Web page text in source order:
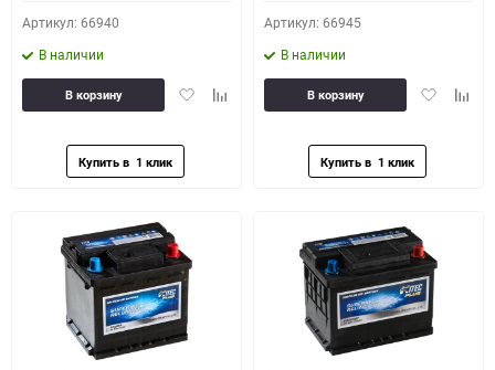
Артикул: 66940
В наличии
ДобавитьДобавить
В корзину
Артикул: 66945
В наличии
Добавить
В корзину